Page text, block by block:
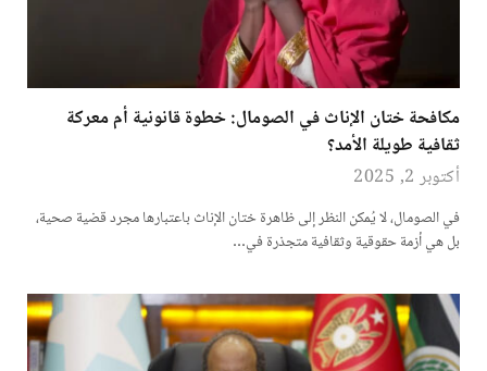
مكافحة ختان الإناث في الصومال: خطوة قانونية أم معركة
ثقافية طويلة الأمد؟
أكتوبر 2, 2025
في الصومال، لا يُمكن النظر إلى ظاهرة ختان الإناث باعتبارها مجرد قضية صحية،
بل هي أزمة حقوقية وثقافية متجذرة في…